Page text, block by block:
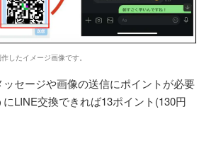
したイメージ画像です。
セージや画像の送信にポイントが必要
LINE交換できれば13ポイント(130円